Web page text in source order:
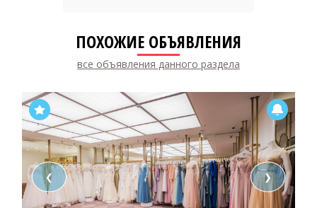
ПОХОЖИЕ ОБЪЯВЛЕНИЯ
все объявления данного раздела
❮ ❯